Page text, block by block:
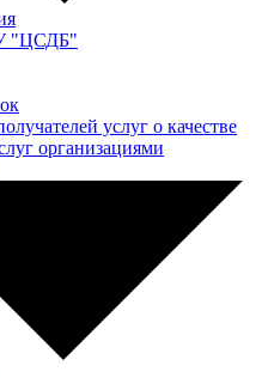
"ЦСДБ"
услуг о качестве
организациями